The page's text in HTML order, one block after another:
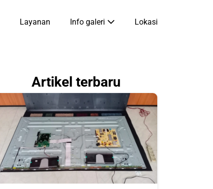
Layanan Info galeri Lokasi
Artikel terbaru